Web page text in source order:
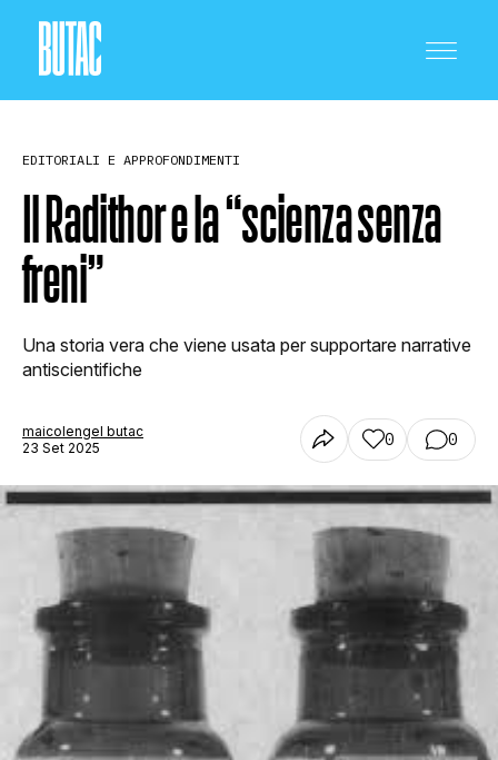
CRONACA E POLITICA
SCIENZA E TECNOLOGIA
SALUTE E MEDICINA
STORIA E CITAZIONI
INTRATTENIMENTO
COMPLOTTI, LEGGENDE URBANE ED
EDITORIALI E APPROFONDIMENTI
Il Radithor e la “scienza senza
freni”
Una storia vera che viene usata per supportare narrative
antiscientifiche
maicolengel butac
23 Set 2025
0 0